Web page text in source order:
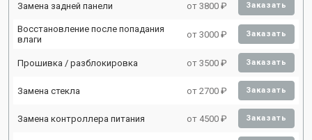
Замена задней панели от 3800 ₽ Заказать
Восстановление после попадания
влаги
от 3000 ₽ Заказать
Прошивка / разблокировка от 3500 ₽ Заказать
Замена стекла от 2700 ₽ Заказать
Замена контроллера питания от 4500 ₽ Заказать